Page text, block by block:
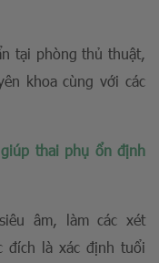
tại phòng thủ thuật,
khoa cùng với các
thai phụ ổn định
âm, làm các xét
đích là xác định tuổi